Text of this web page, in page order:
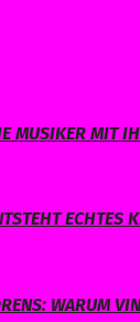
MUSIKER MIT
ECHTES
WARUM